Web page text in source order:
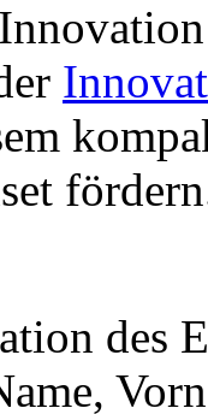
des